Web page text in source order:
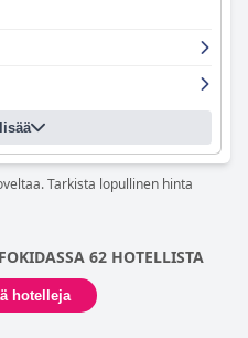
Tarkista lopullinen hinta
62 HOTELLISTA
hotelleja